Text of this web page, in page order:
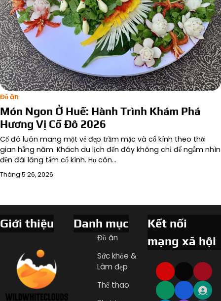
Đồ ăn
Món Ngon Ở Huế: Hành Trình Khám Phá
Hương Vị Cố Đô 2026
Cố đô luôn mang một vẻ đẹp trầm mặc và cổ kính theo thời
gian hằng năm. Khách du lịch đến đây không chỉ để ngắm nhìn
đền đài lăng tẩm cổ kính. Họ còn…
Tháng 5 26, 2026
Giới thiệu Danh mục
Đồ ăn
Sức khỏe &
Làm đẹp
Thể thao
Kết nối
mạng xã hội